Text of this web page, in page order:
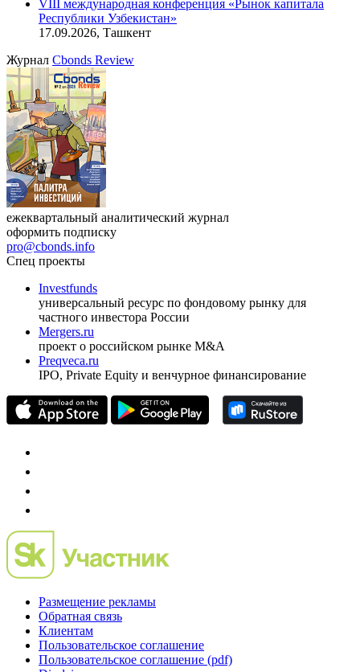
Онлайн-семинар «Доступ иностранных инвесторов на
индийский рынок»
VIII международная конференция «Рынок капитала
Республики Узбекистан»
17.09.2026, Ташкент
ЖурналCbonds Review
ежеквартальный аналитический журнал
оформить подписку
pro@cbonds.info
Спец проекты
Investfunds
универсальный ресурс по фондовому рынку для
частного инвестора России
проект о российском рынке M&A
Preqveca.ru
Размещение рекламы